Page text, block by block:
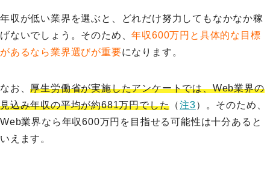
年収が低い業界を選ぶと、どれだけ努力してもなかなか稼
げないでしょう。そのため、年収600万円と具体的な目標
があるなら業界選びが重要になります。
なお、厚生労働省が実施したアンケートでは、Web業界の
見込み年収の平均が約681万円でした （注3）。そのため、
Web業界なら年収600万円を目指せる可能性は十分あると
いえます。